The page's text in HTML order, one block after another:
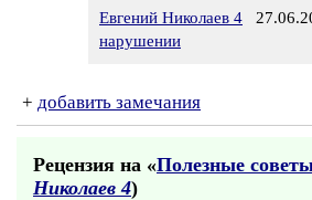
Евгений Николаев 4
нарушении
+ добавить замечания
Рецензия на «Полезные
Николаев 4)